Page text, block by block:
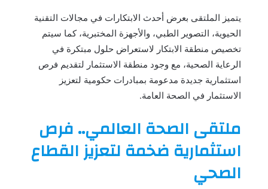
يتميز الملتقى بعرض أحدث الابتكارات في مجالات التقنية
الحيوية، التصوير الطبي، والأجهزة المختبرية، كما سيتم
تخصيص منطقة الابتكار لاستعراض حلول مبتكرة في
الرعاية الصحية، مع وجود منطقة الاستثمار لتقديم فرص
استثمارية جديدة مدعومة بمبادرات حكومية لتعزيز
الاستثمار في الصحة العامة.
ملتقى الصحة العالمي.. فرص
استثمارية ضخمة لتعزيز القطاع
الصحي